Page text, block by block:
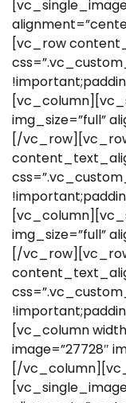
[vc_row
img_size=”full”
[/
img_size=”full”
[/
[vc_column
image=”27728″
[/